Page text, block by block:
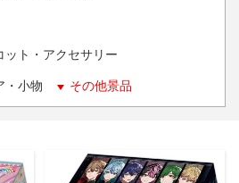
ット・アクセサリー
・小物 その他景品